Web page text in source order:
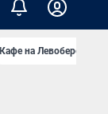
Кафе на Левобережье